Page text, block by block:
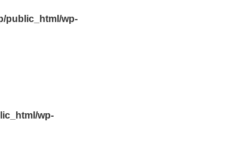
public_html/wp-
wp-